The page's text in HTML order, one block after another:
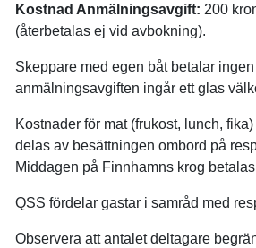
Kostnad Anmälningsavgift: 200
(återbetalas ej vid avbokning).
Skeppare med egen båt betalar ingen
anmälningsavgiften ingår ett glas
Kostnader för mat (frukost, lunch,
delas av besättningen ombord på
Middagen på Finnhamns krog
QSS fördelar gastar i samråd med
Observera att antalet deltagare